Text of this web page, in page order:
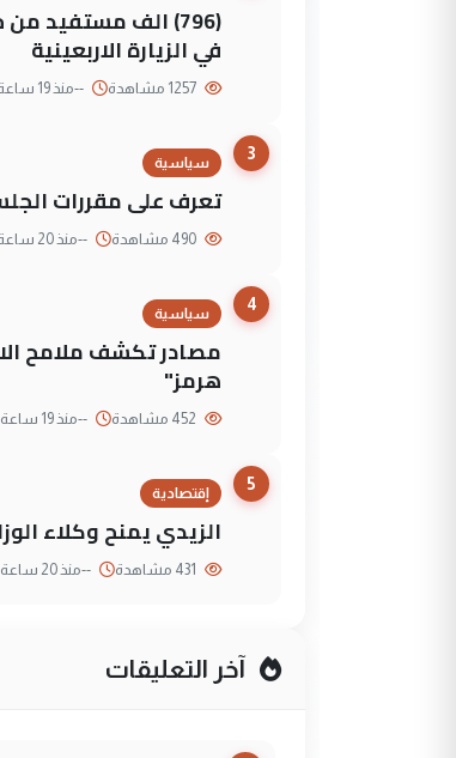
(796) الف مستفيد
في الزيارة الاربعينية
--منذ 19 ساعة
3
سياسية
تعرف على مقررات
--منذ 20 ساعة
4
سياسية
مصادر تكشف ملامح
هرمز"
--منذ 19 ساعة
5
إقتصادية
الزيدي يمنح وكلاء
--منذ 20 ساعة
آخر التعليقات